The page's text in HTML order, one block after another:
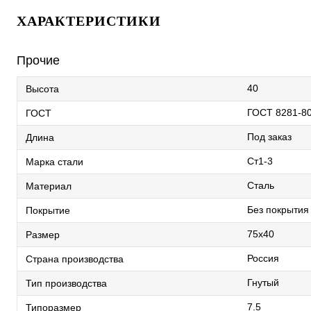
ХАРАКТЕРИСТИКИ
Прочие
Высота 40
ГОСТ ГОСТ 8281-
Длина Под заказ
Марка стали Ст1-3
Материал Сталь
Покрытие Без покрытия
Размер 75х40
Страна производства Россия
Тип производства Гнутый
Типоразмер 7.5